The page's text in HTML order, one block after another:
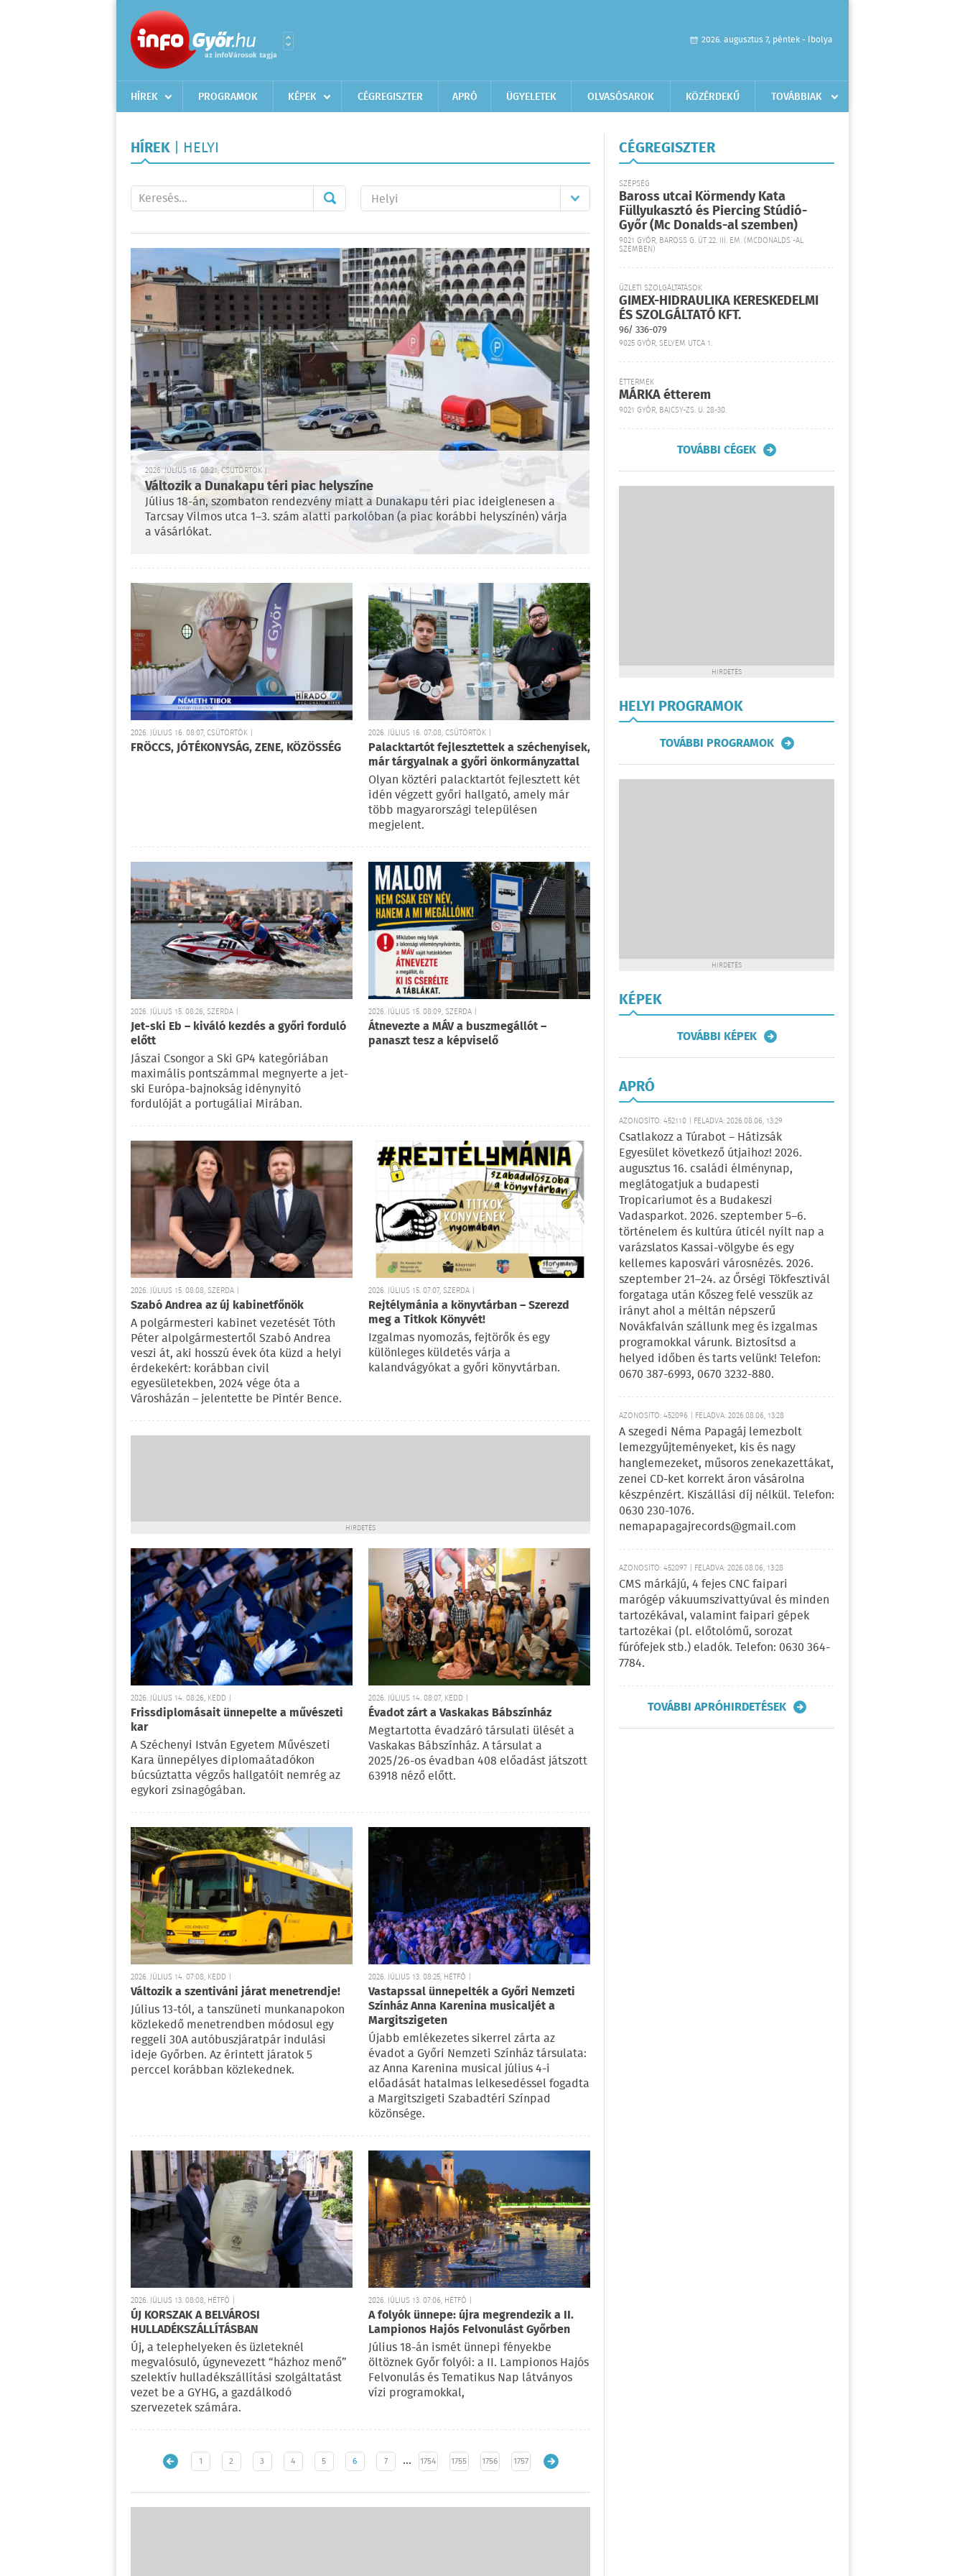
2026. augusztus 7, péntek - Ibolya
HÍREK PROGRAMOK KÉPEK CÉGREGISZTER APRÓ ÜGYELETEK OLVASÓSAROK KÖZÉRDEKŰ TOVÁBBIAK
HÍREK | HELYI
2026. JÚLIUS 16. 08:21, CSÜTÖRTÖK |
Változik a Dunakapu téri piac helyszíne
Július 18-án, szombaton rendezvény miatt a Dunakapu téri piac ideiglenesen a
Tarcsay Vilmos utca 1–3. szám alatti parkolóban (a piac korábbi helyszínén) várja
a vásárlókat.
2026. JÚLIUS 16. 08:07, CSÜTÖRTÖK |
FRÖCCS, JÓTÉKONYSÁG, ZENE, KÖZÖSSÉG
2026. JÚLIUS 16. 07:08, CSÜTÖRTÖK |
Palacktartót fejlesztettek a széchenyisek,
már tárgyalnak a győri önkormányzattal
Olyan köztéri palacktartót fejlesztett két
idén végzett győri hallgató, amely már
több magyarországi településen
megjelent.
2026. JÚLIUS 15. 08:26, SZERDA |
Jet-ski Eb – kiváló kezdés a győri forduló
előtt
Jászai Csongor a Ski GP4 kategóriában
maximális pontszámmal megnyerte a jet-
ski Európa-bajnokság idénynyitó
fordulóját a portugáliai Mirában.
2026. JÚLIUS 15. 08:09, SZERDA |
Átnevezte a MÁV a buszmegállót –
panaszt tesz a képviselő
2026. JÚLIUS 15. 08:08, SZERDA |
Szabó Andrea az új kabinetfőnök
A polgármesteri kabinet vezetését Tóth
Péter alpolgármestertől Szabó Andrea
veszi át, aki hosszú évek óta küzd a helyi
érdekekért: korábban civil
egyesületekben, 2024 vége óta a
Városházán – jelentette be Pintér Bence.
2026. JÚLIUS 15. 07:07, SZERDA |
Rejtélymánia a könyvtárban – Szerezd
meg a Titkok Könyvét!
Izgalmas nyomozás, fejtörők és egy
különleges küldetés várja a
kalandvágyókat a győri könyvtárban.
HIRDETÉS
2026. JÚLIUS 14. 08:26, KEDD |
Frissdiplomásait ünnepelte a művészeti
kar
A Széchenyi István Egyetem Művészeti
Kara ünnepélyes diplomaátadókon
búcsúztatta végzős hallgatóit nemrég az
egykori zsinagógában.
2026. JÚLIUS 14. 08:07, KEDD |
Évadot zárt a Vaskakas Bábszínház
Megtartotta évadzáró társulati ülését a
Vaskakas Bábszínház. A társulat a
2025/26-os évadban 408 előadást játszott
63918 néző előtt.
2026. JÚLIUS 14. 07:08, KEDD |
Változik a szentiváni járat menetrendje!
Július 13-tól, a tanszüneti munkanapokon
közlekedő menetrendben módosul egy
reggeli 30A autóbuszjáratpár indulási
ideje Győrben. Az érintett járatok 5
perccel korábban közlekednek.
2026. JÚLIUS 13. 08:25, HÉTFŐ |
Vastapssal ünnepelték a Győri Nemzeti
Színház Anna Karenina musicaljét a
Margitszigeten
Újabb emlékezetes sikerrel zárta az
évadot a Győri Nemzeti Színház társulata:
az Anna Karenina musical július 4-i
előadását hatalmas lelkesedéssel fogadta
a Margitszigeti Szabadtéri Színpad
közönsége.
2026. JÚLIUS 13. 08:08, HÉTFŐ |
ÚJ KORSZAK A BELVÁROSI
HULLADÉKSZÁLLÍTÁSBAN
Új, a telephelyeken és üzleteknél
megvalósuló, úgynevezett “házhoz menő”
szelektív hulladékszállítási szolgáltatást
vezet be a GYHG, a gazdálkodó
szervezetek számára.
2026. JÚLIUS 13. 07:06, HÉTFŐ |
A folyók ünnepe: újra megrendezik a II.
Lampionos Hajós Felvonulást Győrben
Július 18-án ismét ünnepi fényekbe
öltöznek Győr folyói: a II. Lampionos Hajós
Felvonulás és Tematikus Nap látványos
vízi programokkal,
1 2 3 4 5 6 7 … 1754 1755 1756 1757
CÉGREGISZTER
SZÉPSÉG
Baross utcai Körmendy Kata
Füllyukasztó és Piercing Stúdió-
Győr (Mc Donalds-al szemben)
9021 GYŐR, BAROSS G. ÚT 22. III. EM. (MCDONALDS´-AL
SZEMBEN)
ÜZLETI SZOLGÁLTATÁSOK
GIMEX-HIDRAULIKA KERESKEDELMI
ÉS SZOLGÁLTATÓ KFT.
96/ 336-079
9025 GYŐR, SELYEM UTCA 1.
ÉTTERMEK
MÁRKA étterem
9021 GYŐR, BAJCSY-ZS. U. 28-30.
TOVÁBBI CÉGEK
HIRDETÉS
HELYI PROGRAMOK
TOVÁBBI PROGRAMOK
HIRDETÉS
KÉPEK
TOVÁBBI KÉPEK
APRÓ
AZONOSÍTÓ: 452110 | FELADVA: 2026.08.06, 13:29
Csatlakozz a Túrabot – Hátizsák
Egyesület következő útjaihoz! 2026.
augusztus 16. családi élménynap,
meglátogatjuk a budapesti
Tropicariumot és a Budakeszi
Vadasparkot. 2026. szeptember 5–6.
történelem és kultúra úticél nyílt nap a
varázslatos Kassai-völgybe és egy
kellemes kaposvári városnézés. 2026.
szeptember 21–24. az Őrségi Tökfesztivál
forgataga után Kőszeg felé vesszük az
irányt ahol a méltán népszerű
Novákfalván szállunk meg és izgalmas
programokkal várunk. Biztosítsd a
helyed időben és tarts velünk! Telefon:
0670 387-6993, 0670 3232-880.
AZONOSÍTÓ: 452096 | FELADVA: 2026.08.06, 13:28
A szegedi Néma Papagáj lemezbolt
lemezgyűjteményeket, kis és nagy
hanglemezeket, műsoros zenekazettákat,
zenei CD-ket korrekt áron vásárolna
készpénzért. Kiszállási díj nélkül. Telefon:
0630 230-1076.
nemapapagajrecords@gmail.com
AZONOSÍTÓ: 452097 | FELADVA: 2026.08.06, 13:28
CMS márkájú, 4 fejes CNC faipari
marógép vákuumszivattyúval és minden
tartozékával, valamint faipari gépek
tartozékai (pl. előtolómű, sorozat
fúrófejek stb.) eladók. Telefon: 0630 364-
7784.
TOVÁBBI APRÓHIRDETÉSEK